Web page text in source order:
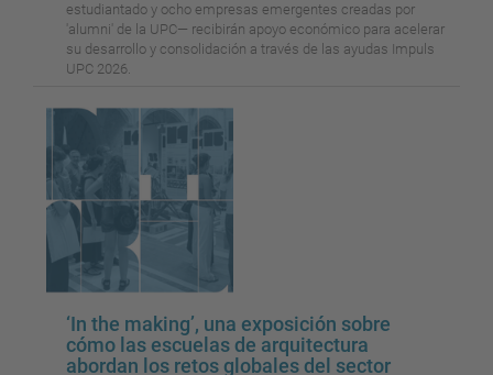
estudiantado y ocho empresas emergentes creadas por
'alumni' de la UPC— recibirán apoyo económico para acelerar
su desarrollo y consolidación a través de las ayudas Impuls
UPC 2026.
‘In the making’, una exposición sobre
cómo las escuelas de arquitectura
abordan los retos globales del sector